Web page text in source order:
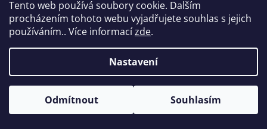
Tento web používá soubory cookie. Dalším
procházením tohoto webu vyjadřujete souhlas s jejich
používáním.. Více informacízde.
Nastavení
Odmítnout Souhlasím
Vytvořil Shoptet
Copyright 2026antikshop.eu. Všechna práva vyhrazena.
Upravit nastavení cookies